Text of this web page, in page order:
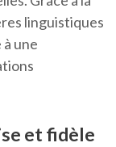
linguistiques
une
et fidèle